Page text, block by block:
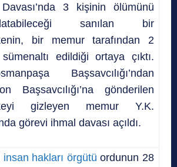
3 kişinin ölümünü
sanılan bir
bir memur tarafından 2
sümenaltı edildiği ortaya çıktı.
Başsavcılığı’ndan
Başsavcılığı’na gönderilen
gizleyen memur Y.K.
görevi ihmal davası açıldı.
insan hakları örgütü ordunun 28